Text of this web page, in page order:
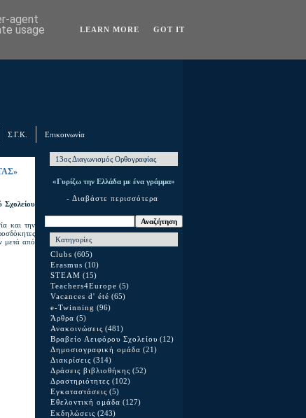
Σ.Γ.Κ. Επικοινωνία
Σχολείου
και την
μετά από
13ος Διαγωνισμός Ορθογραφίας
«Γυρίζω την Ελλάδα με ένα γράμμα»
- Διαβάστε περισσότερα
Κατηγορίες
Clubs (605)
Erasmus (10)
STEAM (15)
Teachers4Europe (5)
Vacances d' été (65)
e-Twinning (96)
Άρθρα (5)
Ανακοινώσεις (481)
Βραβείο Αειφόρου Σχολείου (12)
Δημοσιογραφική ομάδα (21)
Διακρίσεις (314)
Δράσεις βιβλιοθήκης (52)
Δραστηριότητες (102)
Εγκαταστάσεις (5)
Εθελοντική ομάδα (127)
Εκδηλώσεις (243)
agent
usage LEARN MORE GOT IT